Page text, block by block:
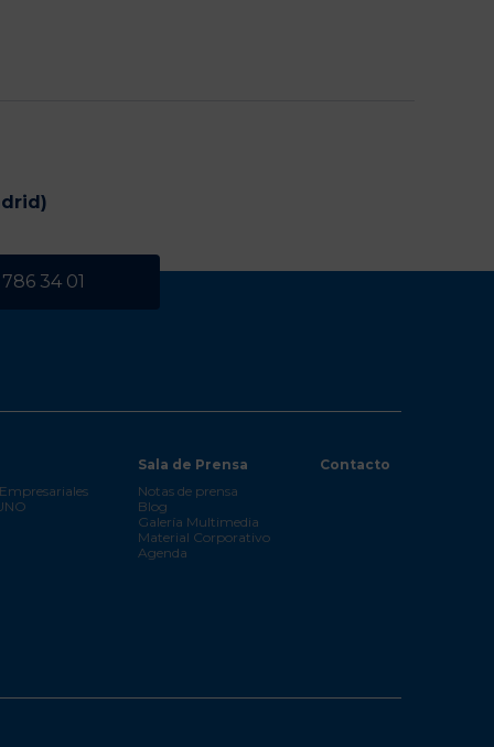
786 34 01
Sala de Prensa
Notas de prensa
Blog
Galería Multimedia
Material Corporativo
Agenda
Contacto